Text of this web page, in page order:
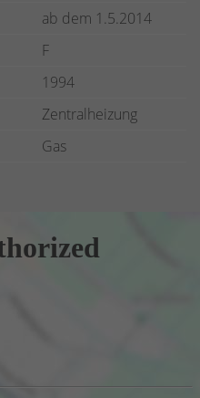
ab dem 1.5.2014
F
1994
Zentralheizung
Gas